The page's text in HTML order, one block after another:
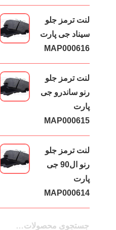
لنت ترمز جلو
سیناد جی پارت
MAP000616
لنت ترمز جلو
رنو ساندرو جی
پارت
MAP000615
لنت ترمز جلو
رنو ال90 جی
پارت
MAP000614